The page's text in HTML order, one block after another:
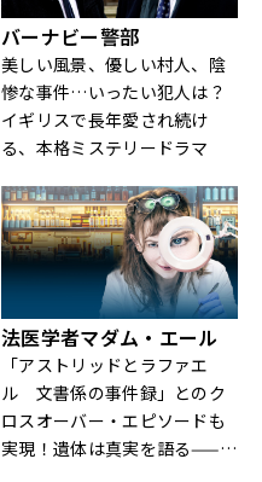
によってドイツ人のために作
られた異色のドラマである。
本作はドイツで2014年からス
タートし、2024年に放送され
たエピソードでは約600万人
以上の視聴者数を獲得。シリ
ーズが進むごとに人気が高ま
り、2025年には最新作も決定
したドイツの国民的人気シリ
ーズでもある。その後、フラ
ンスでも放送され、驚異的視
聴者数を獲得した、独仏の両
国で人気を博す驚くべき作品
だ。
バーナビー警部
美しい風景、優しい村人、陰
惨な事件…いったい犯人は？
イギリスで長年愛され続け
る、本格ミステリードラマ
法医学者マダム・エール
「アストリッドとラファエ
ル 文書係の事件録」とのク
ロスオーバー・エピソードも
実現！遺体は真実を語る——